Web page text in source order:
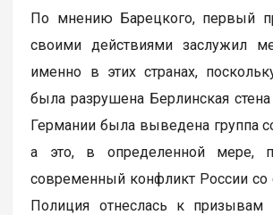
По мнению Барецкого, первый
своими действиями заслужил
именно в этих странах,
была разрушена Берлинская
Германии была выведена группа
а это, в определенной мере,
современный конфликт России со
Полиция отнеслась к призывам